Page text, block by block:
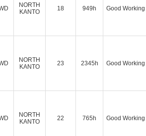
NORTH
KANTO
18 949h Good Working
NORTH
KANTO
23 2345h Good Working
NORTH
KANTO
22 765h Good Working